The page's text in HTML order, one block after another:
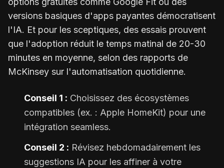
versions basiques d'apps payantes démocratisent
l'IA. Et pour les sceptiques, des essais prouvent
que l'adoption réduit le temps matinal de 20-30
minutes en moyenne, selon des rapports de
McKinsey sur l'automatisation quotidienne.
Conseil 1 : Choisissez des écosystèmes
compatibles (ex. : Apple HomeKit) pour une
intégration seamless.
Conseil 2 : Révisez hebdomadairement les
suggestions IA pour les affiner à votre